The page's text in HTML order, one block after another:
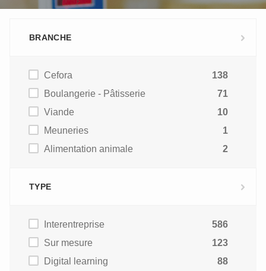
BRANCHE
Cefora
138
Boulangerie - Pâtisserie
71
Viande
10
Meuneries
1
Alimentation animale
2
TYPE
Interentreprise
586
Sur mesure
123
Digital learning
88